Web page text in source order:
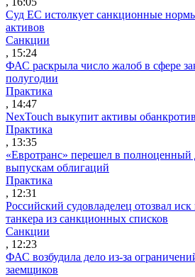
Суд ЕС истолкует санкционные
активов
Санкции
, 15:24
ФАС раскрыла число жалоб в сфере
полугодии
Практика
, 14:47
NexTouch выкупит активы
Практика
, 13:35
«Евротранс» перешел в полноценный
выпускам облигаций
Практика
, 12:31
Российский судовладелец отозвал
танкера из санкционных списков
Санкции
, 12:23
ФАС возбудила дело из-за
заемщиков